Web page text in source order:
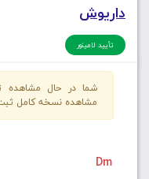
داریوش
تأیید لامینور
شما در حال مشاهده
مشاهده نسخه کامل
Dm